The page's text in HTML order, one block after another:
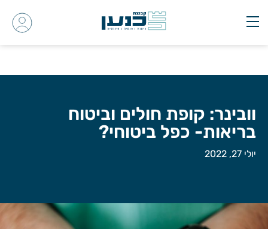
וובינר: קופת חולים וביטוח
בריאות- כפל ביטוחי?
יולי 27, 2022